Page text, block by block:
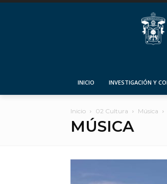
INICIO INVESTIGACIÓN Y
Inicio 02 Cultura Música
MÚSICA